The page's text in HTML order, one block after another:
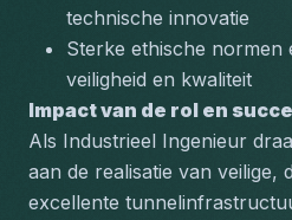
technische innovatie
Sterke ethische normen
veiligheid en kwaliteit
Impact van de rol en
Als Industrieel Ingenieur
aan de realisatie van veilige,
excellente